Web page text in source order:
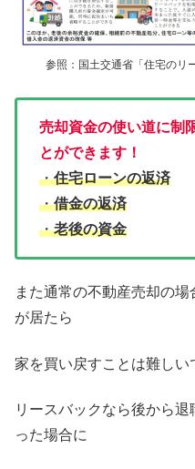
参照：国土交通省「住宅のリ
売却資金の使い道に制
とができます！
・住宅ローンの返済
・借金の返済
・老後の資金
また通常の不動産売却の
が居たら
家を買い戻すことは難しい
リースバックなら後から
った場合に